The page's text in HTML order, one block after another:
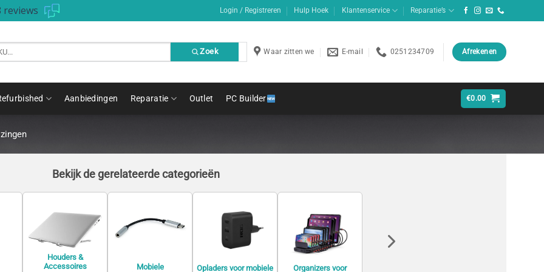
reviews Login / Registreren Hulp Hoek Klantenservice Reparatie’s
Zoek Waar zitten we E-mail 0251234709 Afrekenen
Aanbiedingen Reparatie Outlet PC Builder €0.00
Bekijk de gerelateerde categorieën
Houders &
Accessoires
Mobiele
Opladers voor mobiele
Organizers voor